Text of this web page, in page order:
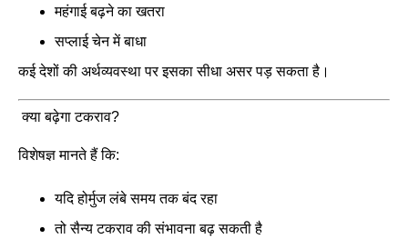
महंगाई बढ़ने का खतरा
सप्लाई चेन में बाधा
कई देशों की अर्थव्यवस्था पर इसका सीधा असर पड़ सकता है।
क्या बढ़ेगा टकराव?
विशेषज्ञ मानते हैं कि:
यदि होर्मुज लंबे समय तक बंद रहा
तो सैन्य टकराव की संभावना बढ़ सकती है